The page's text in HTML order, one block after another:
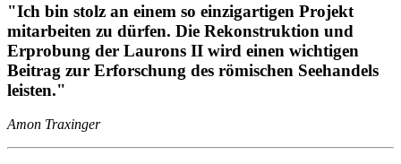
"Ich bin stolz an einem so einzigartigen Projekt
mitarbeiten zu dürfen. Die Rekonstruktion und
Erprobung der Laurons II wird einen wichtigen
Beitrag zur Erforschung des römischen Seehandels
leisten."
Amon Traxinger